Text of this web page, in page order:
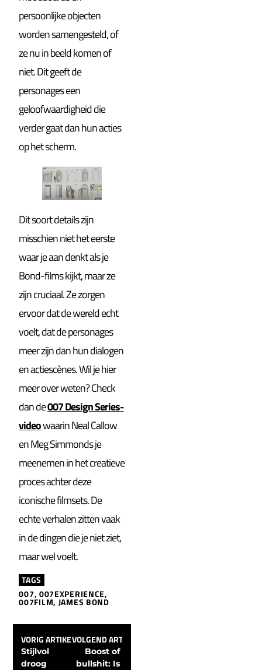
persoonlijke objecten
worden samengesteld, of
ze nu in beeld komen of
niet. Dit geeft de
personages een
geloofwaardigheid die
verder gaat dan hun acties
op het scherm.
Dit soort details zijn
misschien niet het eerste
waar je aan denkt als je
Bond-films kijkt, maar ze
zijn cruciaal. Ze zorgen
ervoor dat de wereld echt
voelt, dat de personages
meer zijn dan hun dialogen
en actiescènes. Wil je hier
meer over weten? Check
dan de007 Design Series-
videowaarin Neal Callow
en Meg Simmonds je
meenemen in het creatieve
proces achter deze
iconische filmsets. De
echte verhalen zitten vaak
in de dingen die je niet ziet,
maar wel voelt.
TAGS
007, 007EXPERIENCE,
007FILM, JAMES BOND
VORIG ARTIKEL
Stijlvol
droog
VOLGEND ARTIKEL
Boost of
bullshit: Is